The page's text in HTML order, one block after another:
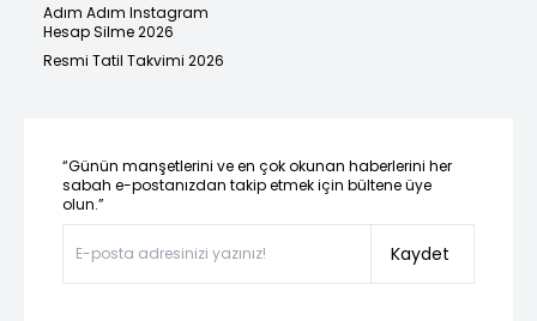
Adım Adım Instagram
Hesap Silme 2026
Resmi Tatil Takvimi 2026
“Günün manşetlerini ve en çok okunan haberlerini her
sabah e-postanızdan takip etmek için bültene üye
olun.”
Kaydet